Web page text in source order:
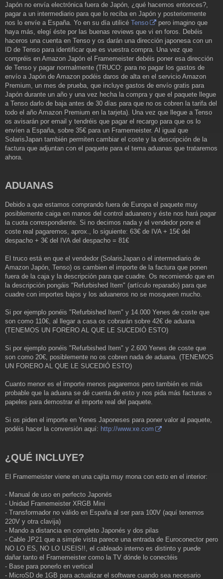
Japón no envía electrónica fuera de Japón, ¿qué hacemos entonces?,
pagar a un intermediario para que lo reciba en Japón y posteriormente
nos lo envíe a España. Yo en su día utilicé Tenso
pero imagino que
haya más, elegí éste por las buenas reviews que vi en foros. Debéis
haceros una cuenta en Tenso y os darán una dirección japonesa con un
ID de Tenso para identificar que es vuestra compra. Una vez que
compréis en Amazon Japón el Framemeister debéis poner esa dirección
de Tenso y pagar normalmente (TRUCO: para no pagar los gastos de
envío a Japón de Amazon podéis daros de alta en el servicio Amazon
Premium, un mes de prueba, que incluye gastos de envío gratis para
Japón durante un año y una vez hecha la compra y que el paquete llegue
a Tenso darlo de baja antes de 30 días para que no os cobren la tarifa del
todo el año Amazon Premium en la tarjeta). Una vez que llegue a Tenso
os avisarán por email y tendréis que pagar el recargo para que os lo
envíen a España, sobre 35€ para un Framemeister. Al igual que
SolarisJapan también permiten cambiar el coste y la descripción de la
factura que adjuntan con el paquete para el tema aduanas que trataremos
ahora.
ADUANAS
Debido a que estamos comprando fuera de Europa el paquete muy
posiblemente caiga en manos del control aduanero y éste nos hará pagar
la cuota correspondiente. Si no decimos nada y el vendedor pone el
coste real pagaremos, aprox., lo siguiente: 63€ de IVA + 15€ del
despacho + 3€ del IVA del despacho = 81€
El truco está en que el vendedor (SolarisJapan o el intermediario de
Amazon Japón, Tenso) os cambien el importe de la factura que ponen
fuera de la caja y la descripción para que cuadre. Os recomiendo que en
la descripción pongáis "Refurbished Item" (artículo reparado) para que
cuadre con importes bajos y los aduaneros no se mosqueen mucho.
Si por ejemplo ponéis "Refurbished Item" y 14.000 Yenes de coste que
son como 110€, al llegar a casa os cobrarán sobre 42€ de aduana
(TENEMOS UN FORERO AL QUE LE SUCEDIÓ ESTO)
Si por ejemplo ponéis "Refurbished Item" y 2.600 Yenes de coste que
son como 20€, posiblemente no os cobren nada de aduana. (TENEMOS
UN FORERO AL QUE LE SUCEDIÓ ESTO)
Cuanto menor es el importe menos pagaremos pero también es más
probable que la aduana se dé cuenta de esto y nos pida más facturas o
papeles para demostrar el importe real del paquete.
Si os piden el importe en Yenes Japoneses para poner valor al paquete,
podéis hacer la conversión aquí: http://www.xe.com
¿QUÉ INCLUYE?
El Framemeister viene en una cajita muy mona con esto en el interior:
- Manual de uso en perfecto Japonés
- Unidad Framemeister XRGB Mini
- Transformador no válido en España al ser para 100V (aquí tenemos
220V y otra clavija)
- Mando a distancia en completo Japonés y dos pilas
- Cable JP21 que a simple vista parece una entrada de Euroconector pero
NO LO ES, NO LO USEIS!!, el cableado interno es distinto y puede
dañar tanto el Framemeister como la TV dónde lo conectéis
- Base para ponerlo en vertical
- MicroSD de 1GB para actualizar el software cuando sea necesario